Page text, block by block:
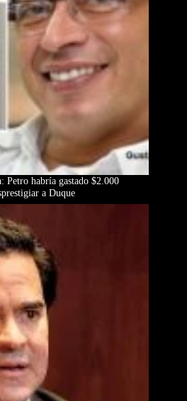
Petro habría gastado $2.000
a Duque